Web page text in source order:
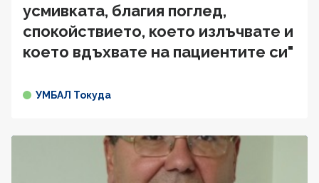
усмивката, благия поглед,
спокойствието, което излъчвате и
което вдъхвате на пациентите си"
УМБАЛ Токуда